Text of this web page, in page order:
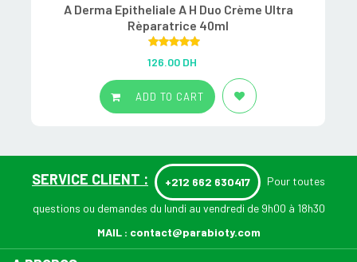
A Derma Epitheliale A H Duo Crème Ultra
Rèparatrice 40ml
out of 5
126.00 DH
ADD TO CART
SERVICE CLIENT : +212 662 630417 Pour toutes
questions ou demandes du lundi au vendredi de 9h00 à 18h30
MAIL : contact@parabioty.com